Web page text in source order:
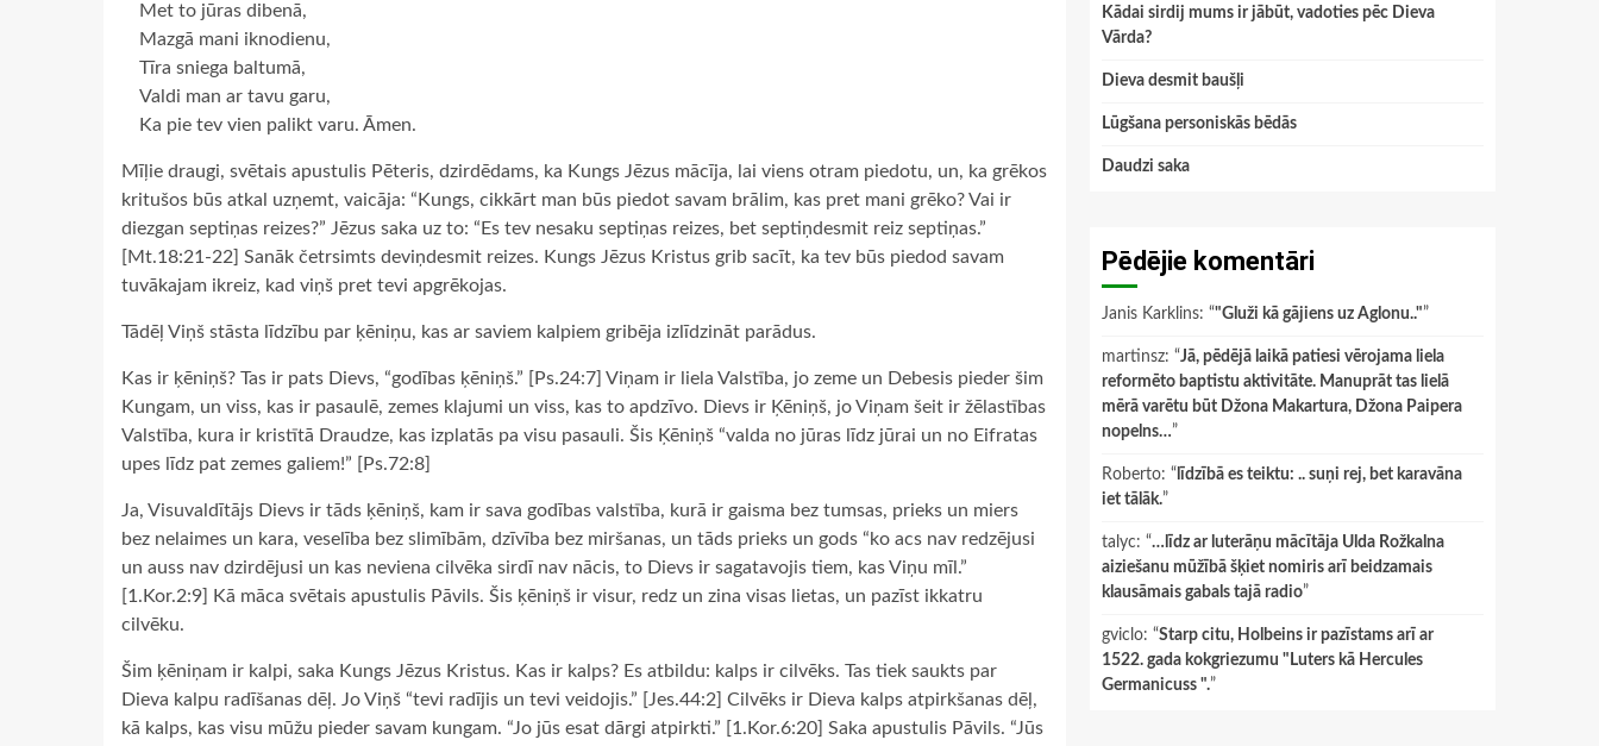
Met to jūras dibenā,
Mazgā mani iknodienu,
Tīra sniega baltumā,
Valdi man ar tavu garu,
Ka pie tev vien palikt varu. Āmen.
Mīļie draugi, svētais apustulis Pēteris, dzirdēdams, ka Kungs Jēzus mācīja, lai viens otram piedotu, un, ka grēkos
kritušos būs atkal uzņemt, vaicāja: “Kungs, cikkārt man būs piedot savam brālim, kas pret mani grēko? Vai ir
diezgan septiņas reizes?” Jēzus saka uz to: “Es tev nesaku septiņas reizes, bet septiņdesmit reiz septiņas.”
[Mt.18:21-22] Sanāk četrsimts deviņdesmit reizes. Kungs Jēzus Kristus grib sacīt, ka tev būs piedod savam
tuvākajam ikreiz, kad viņš pret tevi apgrēkojas.
Tādēļ Viņš stāsta līdzību par ķēniņu, kas ar saviem kalpiem gribēja izlīdzināt parādus.
Kas ir ķēniņš? Tas ir pats Dievs, “godības ķēniņš.” [Ps.24:7] Viņam ir liela Valstība, jo zeme un Debesis pieder šim
Kungam, un viss, kas ir pasaulē, zemes klajumi un viss, kas to apdzīvo. Dievs ir Ķēniņš, jo Viņam šeit ir žēlastības
Valstība, kura ir kristītā Draudze, kas izplatās pa visu pasauli. Šis Ķēniņš “valda no jūras līdz jūrai un no Eifratas
upes līdz pat zemes galiem!” [Ps.72:8]
Ja, Visuvaldītājs Dievs ir tāds ķēniņš, kam ir sava godības valstība, kurā ir gaisma bez tumsas, prieks un miers
bez nelaimes un kara, veselība bez slimībām, dzīvība bez miršanas, un tāds prieks un gods “ko acs nav redzējusi
un auss nav dzirdējusi un kas neviena cilvēka sirdī nav nācis, to Dievs ir sagatavojis tiem, kas Viņu mīl.”
[1.Kor.2:9] Kā māca svētais apustulis Pāvils. Šis ķēniņš ir visur, redz un zina visas lietas, un pazīst ikkatru
cilvēku.
Šim ķēniņam ir kalpi, saka Kungs Jēzus Kristus. Kas ir kalps? Es atbildu: kalps ir cilvēks. Tas tiek saukts par
Dieva kalpu radīšanas dēļ. Jo Viņš “tevi radījis un tevi veidojis.” [Jes.44:2] Cilvēks ir Dieva kalps atpirkšanas dēļ,
kā kalps, kas visu mūžu pieder savam kungam. “Jo jūs esat dārgi atpirkti.” [1.Kor.6:20] Saka apustulis Pāvils. “Jūs
Kādai sirdij mums ir jābūt, vadoties pēc Dieva
Vārda?
Dieva desmit baušļi
Lūgšana personiskās bēdās
Daudzi saka
Pēdējie komentāri
Janis Karklins: “"Gluži kā gājiens uz Aglonu.."”
martinsz: “Jā, pēdējā laikā patiesi vērojama liela
reformēto baptistu aktivitāte. Manuprāt tas lielā
mērā varētu būt Džona Makartura, Džona Paipera
nopelns…”
Roberto: “ līdzībā es teiktu: .. suņi rej, bet karavāna
iet tālāk.”
talyc: “…līdz ar luterāņu mācītāja Ulda Rožkalna
aiziešanu mūžībā šķiet nomiris arī beidzamais
klausāmais gabals tajā radio”
gviclo: “Starp citu, Holbeins ir pazīstams arī ar
1522. gada kokgriezumu "Luters kā Hercules
Germanicuss ".”